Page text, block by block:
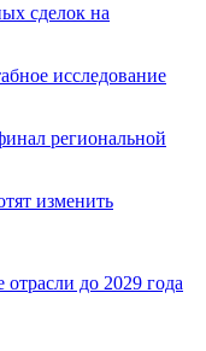
сделок на
исследование
региональной
изменить
до 2029 года